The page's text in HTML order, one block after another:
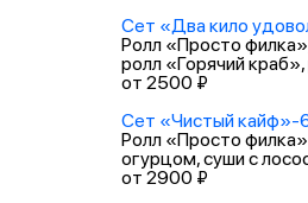
Сет «Два кило
Ролл «Просто
ролл «Горячий
от 2500 ₽
Сет «Чистый кайф»-
Ролл «Просто
огурцом, суши с
от 2900 ₽